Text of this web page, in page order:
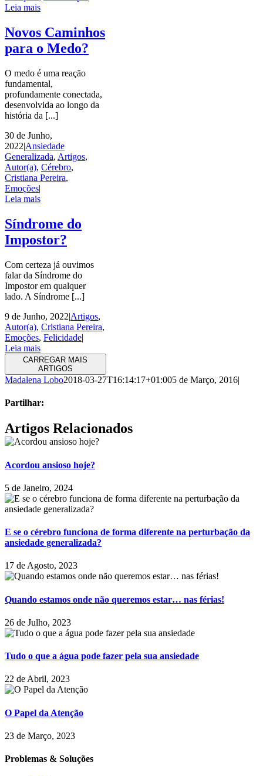
Leia mais
Novos Caminhos
para o Medo?
O medo é uma reação
fundamental,
profundamente conectada,
desenvolvida ao longo da
história da [...]
30 de Junho,
2022|Ansiedade
Generalizada, Artigos,
Autor(a), Cérebro,
Cristiana Pereira,
Emoções|
Leia mais
Síndrome do
Impostor?
Com certeza já ouvimos
falar da Síndrome do
Impostor em qualquer
lado. A Síndrome [...]
9 de Junho, 2022|Artigos,
Autor(a), Cristiana Pereira,
Emoções, Felicidade|
Leia mais
CARREGAR MAIS
ARTIGOS
Madalena Lobo2018-03-27T16:14:17+01:005 de Março, 2016|
Partilhar:
Facebook
X
LinkedIn
Tumblr
Pinterest
Email
(necessário
mas
publicado)
Artigos Relacionados
Acordou ansioso hoje?
5 de Janeiro, 2024
E se o cérebro funciona de forma diferente na perturbação da
ansiedade generalizada?
17 de Agosto, 2023
Quando estamos onde não queremos estar… nas férias!
26 de Julho, 2023
Tudo o que a água pode fazer pela sua ansiedade
22 de Abril, 2023
O Papel da Atenção
23 de Março, 2023
Problemas & Soluções